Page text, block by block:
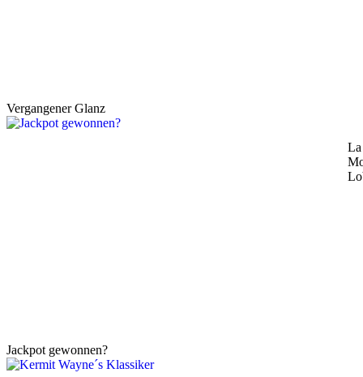
Vergangener Glanz
Jackpot gewonnen?
La